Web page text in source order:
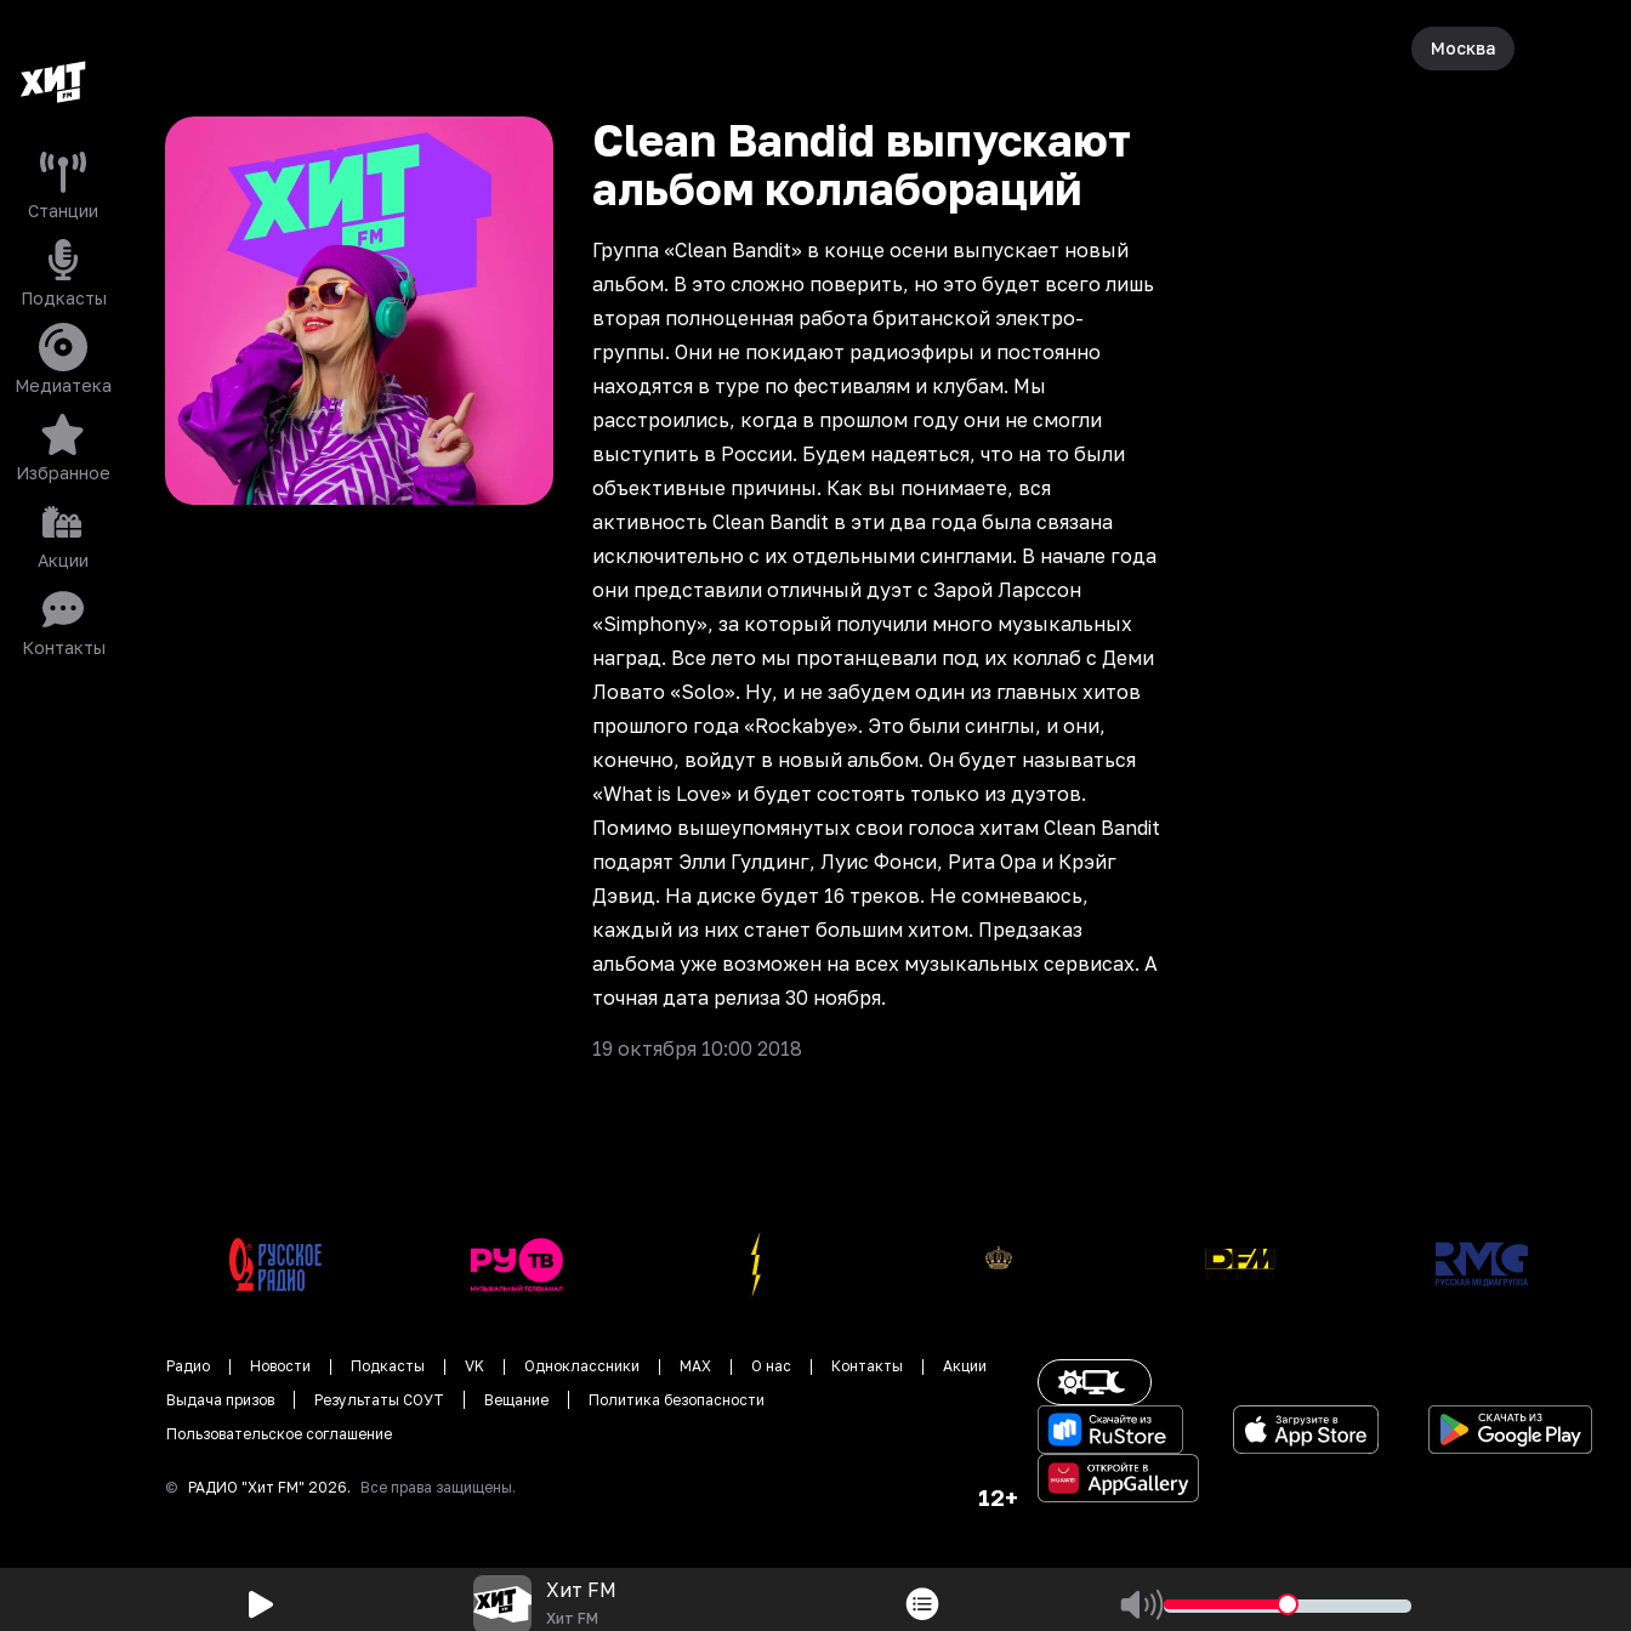
Станции
Подкасты
Медиатека
Избранное
Акции
Контакты
Москва
Clean Bandid выпускают
альбом коллабораций
Группа «Clean Bandit» в конце осени выпускает новый
альбом. В это сложно поверить, но это будет всего лишь
вторая полноценная работа британской электро-
группы. Они не покидают радиоэфиры и постоянно
находятся в туре по фестивалям и клубам. Мы
расстроились, когда в прошлом году они не смогли
выступить в России. Будем надеяться, что на то были
объективные причины. Как вы понимаете, вся
активность Clean Bandit в эти два года была связана
исключительно с их отдельными синглами. В начале года
они представили отличный дуэт с Зарой Ларссон
«Simphony», за который получили много музыкальных
наград. Все лето мы протанцевали под их коллаб с Деми
Ловато «Solo». Ну, и не забудем один из главных хитов
прошлого года «Rockabye». Это были синглы, и они,
конечно, войдут в новый альбом. Он будет называться
«What is Love» и будет состоять только из дуэтов.
Помимо вышеупомянутых свои голоса хитам Clean Bandit
подарят Элли Гулдинг, Луис Фонси, Рита Ора и Крэйг
Дэвид. На диске будет 16 треков. Не сомневаюсь,
каждый из них станет большим хитом. Предзаказ
альбома уже возможен на всех музыкальных сервисах. А
точная дата релиза 30 ноября.
19 октября 10:00 2018
Радио Новости Подкасты VK Одноклассники MAX О нас Контакты
Акции
Выдача призов
Результаты СОУТ Вещание
Политика безопасности
Пользовательское соглашение
© РАДИО "Хит FM" 2026. Все права защищены. 12+
Хит FM
Хит FM